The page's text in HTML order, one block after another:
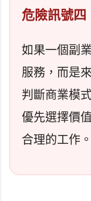
危險訊號四
如果一個副
服務，而是
判斷商業模
優先選擇價
合理的工作。